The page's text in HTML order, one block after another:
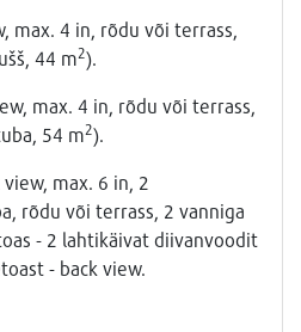
max. 4 in, rõdu või terrass,
44 m2).
max. 4 in, rõdu või terrass,
54 m2).
view, max. 6 in, 2
rõdu või terrass, 2 vanniga
- 2 lahtikäivat diivanvoodit
- back view.